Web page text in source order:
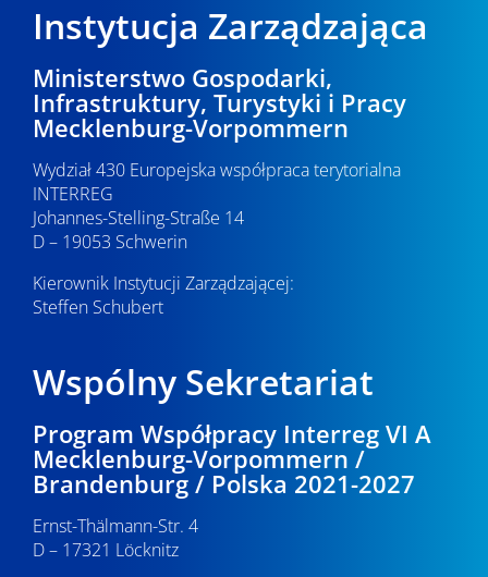
Instytucja Zarządzająca
Ministerstwo Gospodarki,
Infrastruktury, Turystyki i Pracy
Mecklenburg-Vorpommern
Wydział 430 Europejska współpraca terytorialna
INTERREG
Johannes-Stelling-Straße 14
D – 19053 Schwerin
Kierownik Instytucji Zarządzającej:
Steffen Schubert
Wspólny Sekretariat
Program Współpracy Interreg VI A
Mecklenburg-Vorpommern /
Brandenburg / Polska 2021-2027
Ernst-Thälmann-Str. 4
D – 17321 Löcknitz